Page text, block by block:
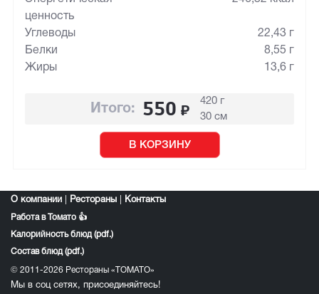
ценность
Углеводы
22,43 г
Белки
8,55 г
Жиры
13,6 г
Итого: 550 ₽
420 г
30 см
В КОРЗИНУ
О компании Рестораны Контакты
Работа в Томато 👍
Калорийность блюд (pdf.)
Состав блюд (pdf.)
© 2011-2026 Рестораны «ТОМАТО»
Мы в соц сетях, присоединяйтесь!